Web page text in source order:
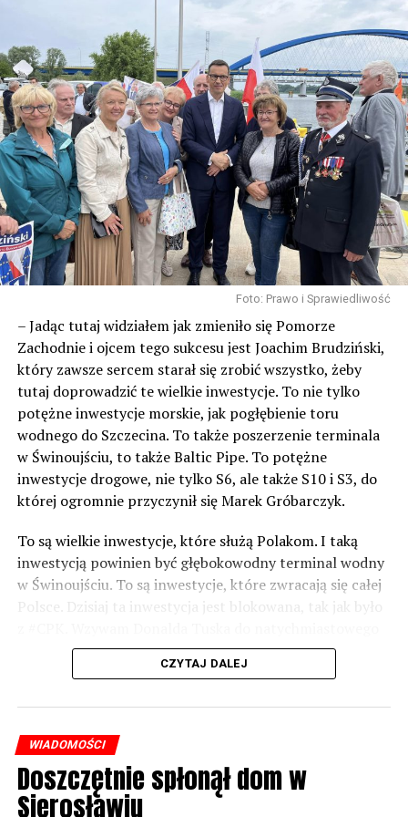
1518 odsłon
POWIĄZANE TEMATY:
Lepiej nie wybierać alternatywnego dojazdu nad morze!
Tu trwa remont
NIE PRZEGAP
Wiosenne prace przy murawie stadionu w Wolinie
Foto: Prawo i Sprawiedliwość
– Jadąc tutaj widziałem jak zmieniło się Pomorze
Zachodnie i ojcem tego sukcesu jest Joachim Brudziński,
który zawsze sercem starał się zrobić wszystko, żeby
tutaj doprowadzić te wielkie inwestycje. To nie tylko
potężne inwestycje morskie, jak pogłębienie toru
wodnego do Szczecina. To także poszerzenie terminala
w Świnoujściu, to także Baltic Pipe. To potężne
inwestycje drogowe, nie tylko S6, ale także S10 i S3, do
której ogromnie przyczynił się Marek Gróbarczyk.
To są wielkie inwestycje, które służą Polakom. I taką
inwestycją powinien być głębokowodny terminal wodny
w Świnoujściu. To są inwestycje, które zwracają się całej
Polsce. Dzisiaj ta inwestycja jest blokowana, tak jak było
odblokowania CPK.
wykorzystać wspaniały potencjał Zachodniego Pomorza,
o którym śp. Lech Kaczyński powiedział, że jest naszą
racją stanu. Warto zagłosować na kandydatów PiS 9
czerwca, bo w Europarlamencie będą toczyły się
dyskusje, które mają ogromny wpływ na Polskę. Naszą
CZYTAJ DALEJ
WIADOMOŚCI
Doszczętnie spłonął dom w
Sierosławiu